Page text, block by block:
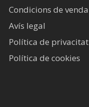
Condicions de venda
Avís legal​
Política de privacitat
Política de cookies